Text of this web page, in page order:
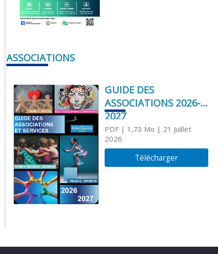
ASSOCIATIONS
GUIDE DES
ASSOCIATIONS 2026-
2027
PDF| 1,73 Mo | 21 Juillet
2026
Télécharger